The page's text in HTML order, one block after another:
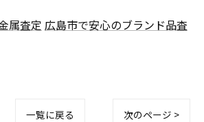
属査定 広島市で安心のブランド品査
一覧に戻る 次のページ >